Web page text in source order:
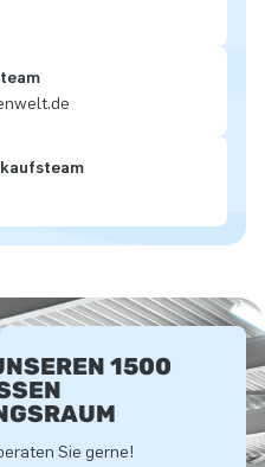
1500
A
Sie gerne!